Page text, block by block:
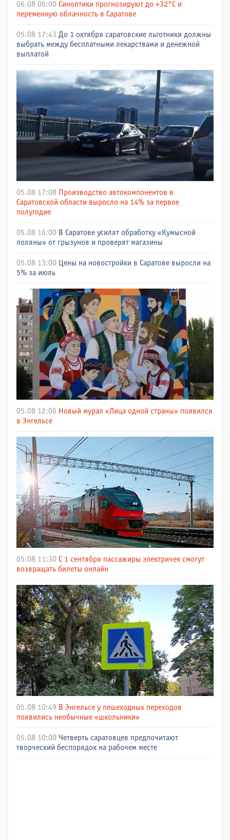
06.08 06:00 Синоптики прогнозируют до +32°C и
переменную облачность в Саратове
05.08 17:43 До 1 октября саратовские льготники должны
выбрать между бесплатными лекарствами и денежной
выплатой
05.08 17:08 Производство автокомпонентов в
Саратовской области выросло на 14% за первое
полугодие
05.08 16:00 В Саратове усилят обработку «Кумысной
поляны» от грызунов и проверят магазины
05.08 13:00 Цены на новостройки в Саратове выросли на
5% за июль
05.08 12:06 Новый мурал «Лица одной страны» появился
в Энгельсе
05.08 11:30 С 1 сентября пассажиры электричек смогут
возвращать билеты онлайн
05.08 10:49 В Энгельсе у пешеходных переходов
появились необычные «школьники»
05.08 10:00 Четверть саратовцев предпочитают
творческий беспорядок на рабочем месте